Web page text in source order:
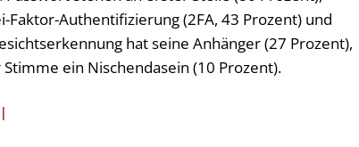
Authentifizierung (2FA, 43 Prozent) und
hat seine Anhänger (27 Prozent),
ein Nischendasein (10 Prozent).